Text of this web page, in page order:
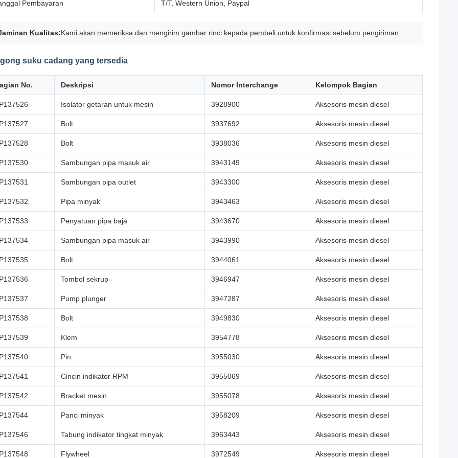
Pembayaran T/T, Western Union, Paypal
Kualitas:Kami akan memeriksa dan mengirim gambar rinci kepada pembeli untuk konfirmasi sebelum pengiriman.
suku cadang yang tersedia
No. Deskripsi Nomor Interchange Kelompok Bagian
Isolator getaran untuk mesin 3928900 Aksesoris mesin diesel
Bolt 3937692 Aksesoris mesin diesel
Bolt 3938036 Aksesoris mesin diesel
Sambungan pipa masuk air 3943149 Aksesoris mesin diesel
Sambungan pipa outlet 3943300 Aksesoris mesin diesel
Pipa minyak 3943463 Aksesoris mesin diesel
Penyatuan pipa baja 3943670 Aksesoris mesin diesel
Sambungan pipa masuk air 3943990 Aksesoris mesin diesel
Bolt 3944061 Aksesoris mesin diesel
Tombol sekrup 3946947 Aksesoris mesin diesel
Pump plunger 3947287 Aksesoris mesin diesel
Bolt 3949830 Aksesoris mesin diesel
Klem 3954778 Aksesoris mesin diesel
Pin. 3955030 Aksesoris mesin diesel
Cincin indikator RPM 3955069 Aksesoris mesin diesel
Bracket mesin 3955078 Aksesoris mesin diesel
Panci minyak 3958209 Aksesoris mesin diesel
Tabung indikator tingkat minyak 3963443 Aksesoris mesin diesel
Flywheel 3972549 Aksesoris mesin diesel